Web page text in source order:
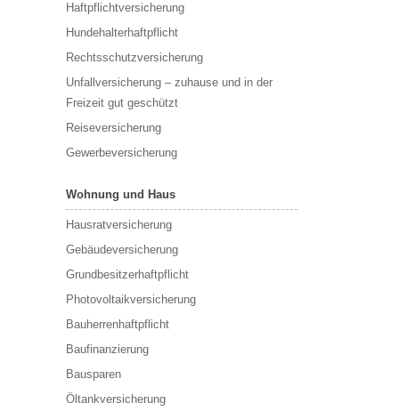
Haftpflichtversicherung
Hundehalterhaftpflicht
Rechtsschutzversicherung
Unfallversicherung – zuhause und in der
Freizeit gut geschützt
Reiseversicherung
Gewerbeversicherung
Wohnung und Haus
Hausratversicherung
Gebäudeversicherung
Grundbesitzerhaftpflicht
Photovoltaikversicherung
Bauherrenhaftpflicht
Baufinanzierung
Bausparen
Öltankversicherung